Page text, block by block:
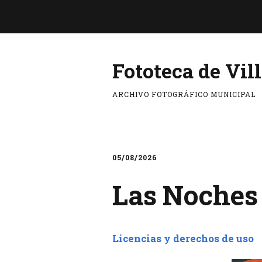
Fototeca de
ARCHIVO FOTOGRÁFICO MUNICIPAL
05/08/2026
Las
Licencias y derechos de uso